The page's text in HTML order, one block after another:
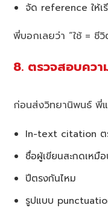
จัด reference ให้เ
พี่บอกเลยว่า “ใช้ = ชี
8. ตรวจสอบคว
ก่อนส่งวิทยานิพนธ์ พี่
In-text citation ต
ชื่อผู้เขียนสะกดเหมื
ปีตรงกันไหม
รูปแบบ